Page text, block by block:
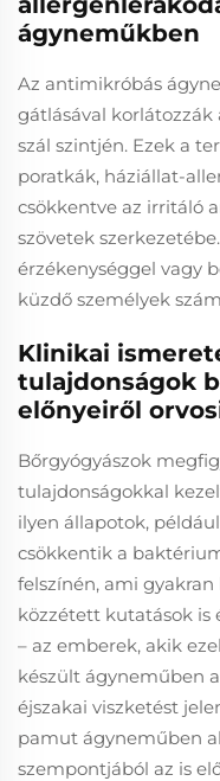
ágyneműkben
Az antimikróbás
gátlásával
szál szintjén. Ezek a
poratkák, háziállat-
csökkentve az irritáló
szövetek
érzékenységgel vagy
küzdő személyek
Klinikai
tulajdonságok
előnyeiről
Bőrgyógyászok
tulajdonságokkal
ilyen állapotok,
csökkentik a
felszínén, ami gyakran
közzétett kutatások
– az emberek, akik
készült ágyneműben
éjszakai viszketést
pamut ágyneműben
szempontjából az is